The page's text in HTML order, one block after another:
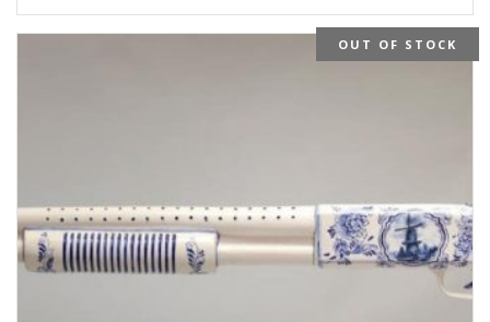
OUT OF STOCK